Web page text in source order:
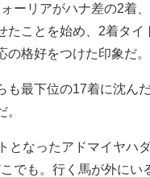
ーリアがハナ差の2着
たことを始め、2着タイ
格好をつけた印象だ。
最下位の17着に沈んだ
なったアドマイヤハ
でも。行く馬が外にい